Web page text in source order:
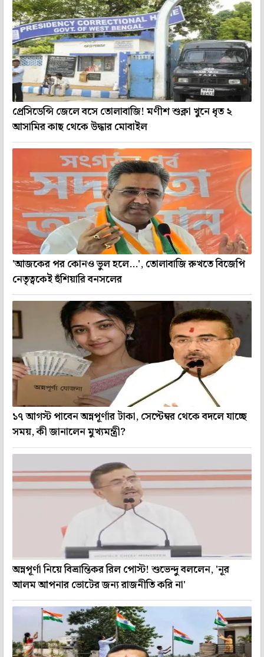
প্রেসিডেন্সি জেলে বসে তোলাবাজি! মণীশ শুক্লা খুনে ধৃত ২
আসামির কাছ থেকে উদ্ধার মোবাইল
'আজকের পর কোনও ভুল হলে...', তোলাবাজি রুখতে বিজেপি
নেতৃত্বকেই হুঁশিয়ারি বনসলের
১৭ আগস্ট পাবেন অন্নপূর্ণার টাকা, সেপ্টেম্বর থেকে বদলে যাচ্ছে
সময়, কী জানালেন মুখ্যমন্ত্রী?
অন্নপূর্ণা নিয়ে বিভ্রান্তিকর রিল পোস্ট! শুভেন্দু বললেন, 'নূর
আলম আপনার ভোটের জন্য রাজনীতি করি না'